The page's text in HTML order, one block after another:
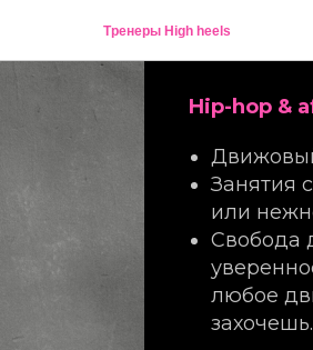
Тренеры High heelsСаша
Hip-hop &
Занятия
или
Свобода
любое
захочешь.